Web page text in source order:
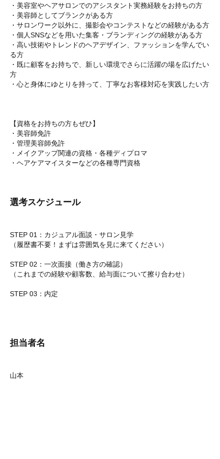
・美容室やヘアサロンでのアシスタント実務経験をお持ちの方
・美容師としてブランクがある方
・サロンワーク以外に、撮影会やコンテストなどの経験がある方
・個人SNSなどを用いた集客・ブランディングの経験がある方
・高い技術やトレンドのヘアデザイン、ファッションを学んでい
る方
・既に顧客をお持ちで、新しい環境でさらに活躍の場を広げたい
方
・心と身体にゆとりを持って、丁寧なお客様対応を実践したい方
【資格をお持ちの方もぜひ】
・美容師免許
・管理美容師免許
・メイクアップ関連の資格・各種ディプロマ
・ヘアケアマイスターなどの各種専門資格
選考スケジュール
STEP 01：カジュアル面談・サロン見学
（履歴書不要！まずは雰囲気を見に来てください）
STEP 02：一次面接（働き方の確認）
（これまでの経験や顧客数、給与面について擦り合わせ）
STEP 03：内定
担当者名
山本